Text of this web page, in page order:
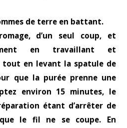
de terre en battant.
d’un seul coup, et
en travaillant et
en levant la spatule de
que la purée prenne une
environ 15 minutes, le
étant d’arrêter de
le fil ne se coupe. En